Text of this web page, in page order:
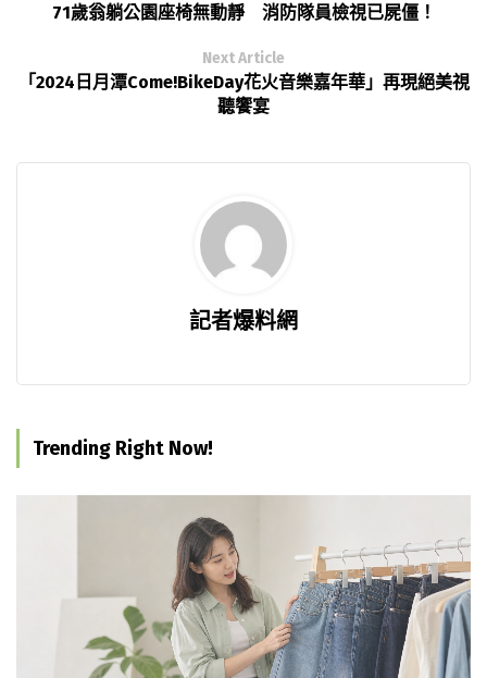
71歲翁躺公園座椅無動靜 消防隊員檢視已屍僵！
Next Article
「2024日月潭Come!BikeDay花火音樂嘉年華」再現絕美視
聽饗宴
記者爆料網
Trending Right Now!